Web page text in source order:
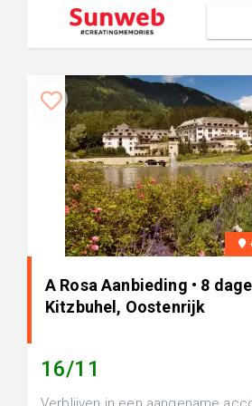
A Rosa Aanbieding • 8
Kitzbuhel, Oostenrijk
16/11